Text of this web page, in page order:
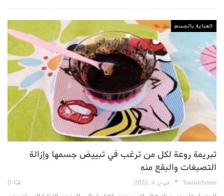
العناية بالجسم
تبريمة روعة لكل من ترغب في تبييض جسمها وإزالة
التصبغات والبقع منه
TouriaIcherem فبراير 4, 2022